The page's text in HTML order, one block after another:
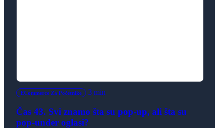
ECommerce Za Početnike 3 min
Čas 43. Svi znamo šta su pop-up, ali šta su
pop-under oglasi?